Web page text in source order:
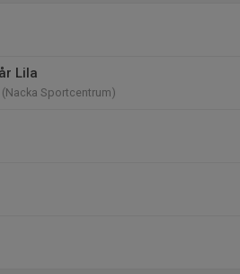
Lila
Sportcentrum)